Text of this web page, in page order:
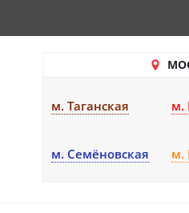
м. Таганская м.
м. Семёновская м.